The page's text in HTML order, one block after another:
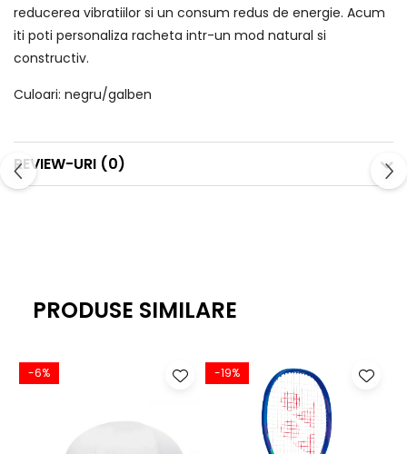
reducerea vibratiilor si un consum redus de energie. Acum
iti poti personaliza racheta intr-un mod natural si
constructiv.
Culoari: negru/galben
REVIEW-URI (0)
PRODUSE SIMILARE
-6% -19%